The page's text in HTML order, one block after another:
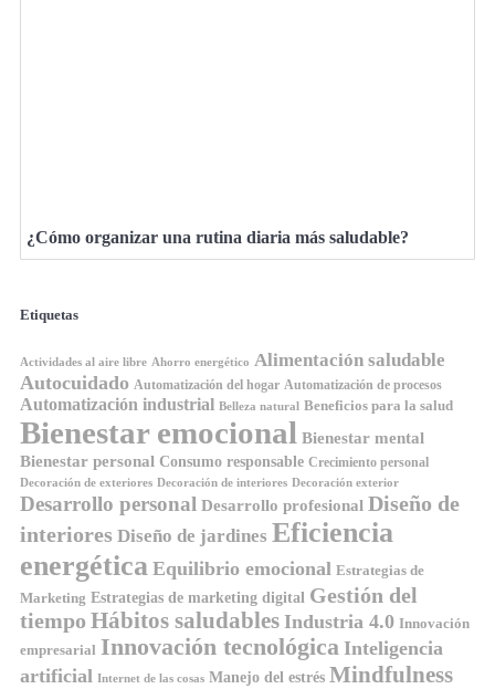
¿Cómo organizar una rutina diaria más saludable?
Etiquetas
Actividades al aire libre Ahorro energético Alimentación saludable
Autocuidado Automatización del hogar Automatización de procesos
Automatización industrial Belleza natural Beneficios para la salud
Bienestar emocional Bienestar mental
Bienestar personal Consumo responsable Crecimiento personal
Decoración de exteriores Decoración de interiores Decoración exterior
Desarrollo personal Desarrollo profesional Diseño de
interiores Diseño de jardines Eficiencia
energética Equilibrio emocional Estrategias de
Marketing Estrategias de marketing digital Gestión del
tiempo Hábitos saludables Industria 4.0 Innovación
empresarial Innovación tecnológica Inteligencia
artificial Internet de las cosas Manejo del estrés Mindfulness